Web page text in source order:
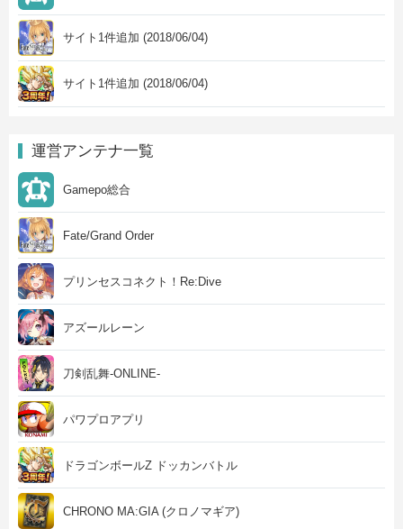
サイト1件追加 (2018/06/04)
サイト1件追加 (2018/06/04)
運営アンテナ一覧
Gamepo総合
Fate/Grand Order
プリンセスコネクト！Re:Dive
アズールレーン
刀剣乱舞-ONLINE-
パワプロアプリ
ドラゴンボールZ ドッカンバトル
CHRONO MA:GIA (クロノマギア)